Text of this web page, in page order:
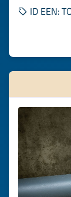
ID EEN: